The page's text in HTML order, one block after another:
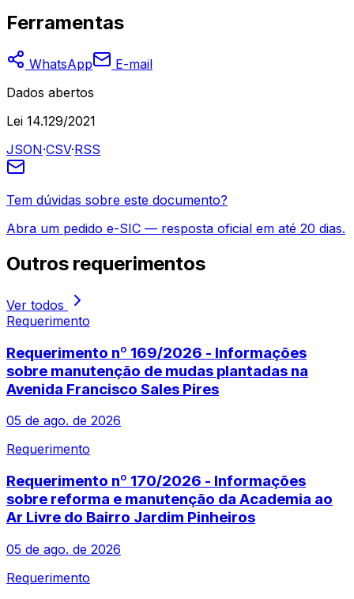
Ferramentas
WhatsApp
E-mail
Dados abertos
Lei 14.129/2021
JSON·CSV·RSS
Tem dúvidas sobre este documento?
Abra um pedido e-SIC — resposta oficial em até 20 dias.
Outros requerimentos
Ver todos
Requerimento
Requerimento nº 169/2026 - Informações
sobre manutenção de mudas plantadas na
Avenida Francisco Sales Pires
05 de ago. de 2026
Requerimento
Requerimento nº 170/2026 - Informações
sobre reforma e manutenção da Academia ao
Ar Livre do Bairro Jardim Pinheiros
05 de ago. de 2026
Requerimento